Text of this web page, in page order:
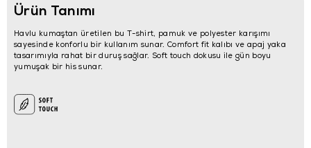
Ürün Tanımı
Havlu kumaştan üretilen bu T-shirt, pamuk ve polyester karışımı
sayesinde konforlu bir kullanım sunar. Comfort fit kalıbı ve apaj yaka
tasarımıyla rahat bir duruş sağlar. Soft touch dokusu ile gün boyu
yumuşak bir his sunar.